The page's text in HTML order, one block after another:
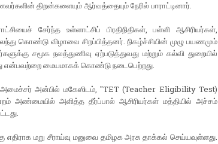
திறன்களையும் ஆர்வத்தையும் நேரில் பாராட்டினார்.
சேர்ந்த உள்ளாட்சிப் பிரதிநிதிகள், பள்ளி ஆசிரியர்கள்,
கொண்டு விழாவை சிறப்பித்தனர். நிகழ்ச்சியின் முழு பயணமும்
சமூக நலத்துணிவு ஏற்படுத்துவது மற்றும் கல்வி துறையில்
என்பவற்றை மையமாகக் கொண்டு நடைபெற்றது.
அன்பில் மகேஸிடம், "TET (Teacher Eligibility Test)
அண்மையில் அளித்த தீர்ப்பால் ஆசிரியர்கள் மத்தியில் அச்சம்
எதிராக மறு சீராய்வு மனுவை தமிழக அரசு தாக்கல் செய்யவுள்ளது.